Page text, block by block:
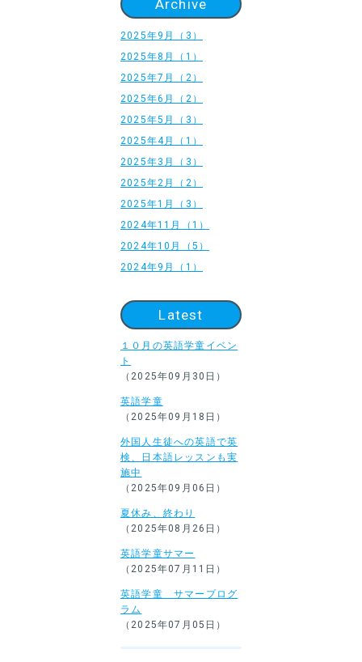
Archive
2025年9月（3）
2025年8月（1）
2025年7月（2）
2025年6月（2）
2025年5月（3）
2025年4月（1）
2025年3月（3）
2025年2月（2）
2025年1月（3）
2024年11月（1）
2024年10月（5）
2024年9月（1）
Latest
１０月の英語学童イベン
ト
（2025年09月30日）
英語学童
（2025年09月18日）
外国人生徒への英語で英
検、日本語レッスンも実
施中
（2025年09月06日）
夏休み、終わり
（2025年08月26日）
英語学童サマー
（2025年07月11日）
英語学童 サマープログ
ラム
（2025年07月05日）